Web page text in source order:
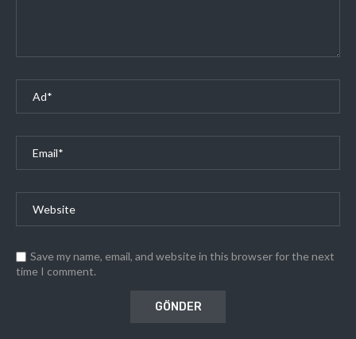
Save my name, email, and website in this browser for the next
time I comment.